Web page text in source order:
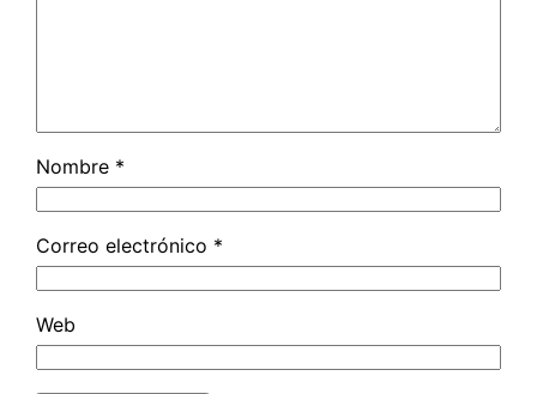
Nombre *
Correo electrónico *
Web